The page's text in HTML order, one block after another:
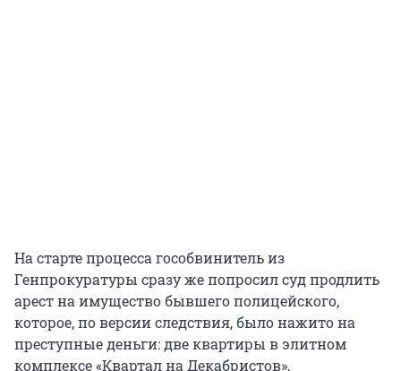
На старте процесса гособвинитель из
Генпрокуратуры сразу же попросил суд продлить
арест на имущество бывшего полицейского,
которое, по версии следствия, было нажито на
преступные деньги: две квартиры в элитном
комплексе «Квартал на Декабристов»,